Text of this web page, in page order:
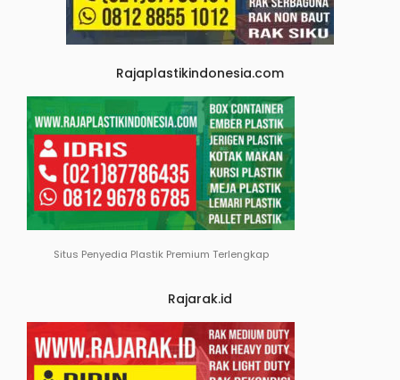
Rajaplastikindonesia.com
Situs Penyedia Plastik Premium Terlengkap
Rajarak.id